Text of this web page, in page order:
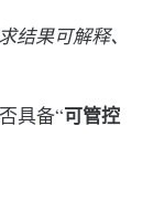
结果可解释、
具备“可管控